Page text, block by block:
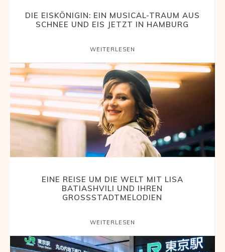
mit
schönsten
Urlaubszielen
und
Erlebnisberichten
DIE EISKÖNIGIN: EIN MUSICAL-TRAUM AUS
SCHNEE UND EIS JETZT IN HAMBURG
WEITERLESEN
EINE REISE UM DIE WELT MIT LISA
BATIASHVILI UND IHREN
GROSSSTADTMELODIEN
WEITERLESEN